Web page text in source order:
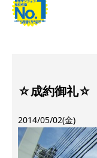
☆成約御礼☆
2014/05/02(金)